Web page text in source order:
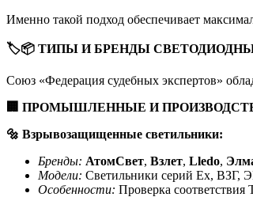
Именно такой подход обеспечивает
🏷📦 ТИПЫ И БРЕНДЫ
Союз «Федерация судебных экспертов»
🏢 ПРОМЫШЛЕННЫЕ И
🔩 Взрывозащищенные светильники:
Бренды: АтомСвет, Взлет, Lledo,
Модели: Светильники серий Ex, ВЗГ,
Особенности: Проверка соответствия